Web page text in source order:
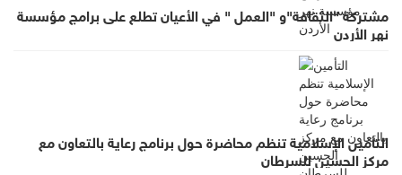
مشتركة "الثقافة"و "العمل " في الأعيان تطلع على برامج مؤسسة
نهر الأردن
التأمين الإسلامية تنظم محاضرة حول برنامج رعاية بالتعاون مع
مركز الحسين للسرطان